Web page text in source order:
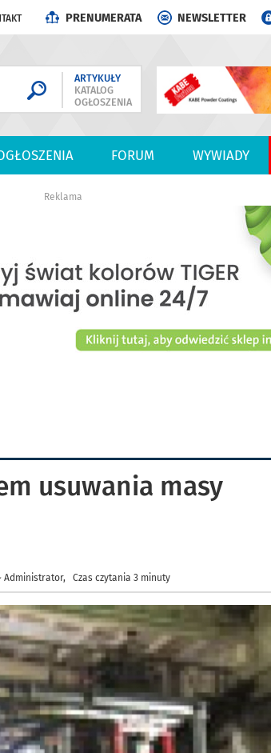
PRENUMERATA NEWSLETTER
ARTYKUŁY
KATALOG
OGŁOSZENIA
FORUM WYWIADY
Reklama
usuwania masy
Administrator, Czas czytania 3 minuty